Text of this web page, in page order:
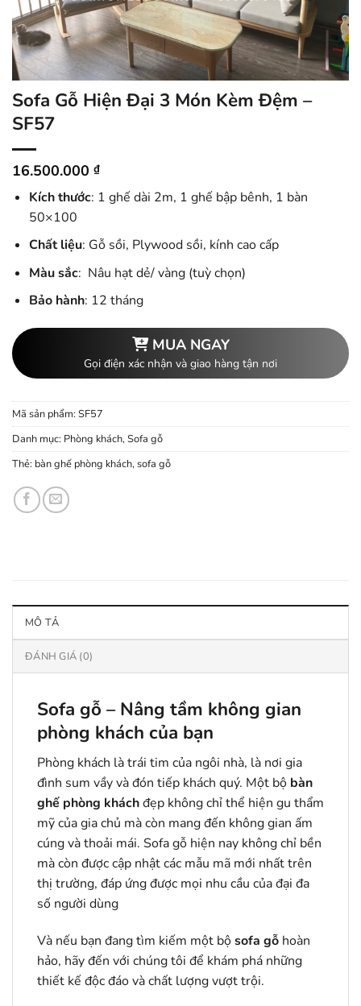
Sofa Gỗ Hiện Đại 3 Món Kèm Đệm –
SF57
16.500.000 ₫
Kích thước: 1 ghế dài 2m, 1 ghế bập bênh, 1 bàn
50×100
Chất liệu: Gỗ sồi, Plywood sồi, kính cao cấp
Màu sắc: Nâu hạt dẻ/ vàng (tuỳ chọn)
Bảo hành: 12 tháng
MUA NGAY
Gọi điện xác nhận và giao hàng tận nơi
Mã sản phẩm: SF57
Danh mục: Phòng khách,Sofa gỗ
Thẻ: bàn ghế phòng khách,sofa gỗ
MÔ TẢ
ĐÁNH GIÁ (0)
Sofa gỗ – Nâng tầm không gian
phòng khách của bạn
Phòng khách là trái tim của ngôi nhà, là nơi gia
đình sum vầy và đón tiếp khách quý. Một bộ bàn
ghế phòng kháchđẹp không chỉ thể hiện gu thẩm
mỹ của gia chủ mà còn mang đến không gian ấm
cúng và thoải mái. Sofa gỗ hiện nay không chỉ bền
mà còn được cập nhật các mẫu mã mới nhất trên
thị trường, đáp ứng được mọi nhu cầu của đại đa
số người dùng
Và nếu bạn đang tìm kiếm một bộsofa gỗ hoàn
hảo, hãy đến với chúng tôi để khám phá những
thiết kế độc đáo và chất lượng vượt trội.